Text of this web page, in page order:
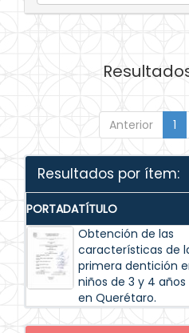
Anterior 1
Resultados por ítem:
PORTADATÍTULO
Obtención de las
características de
primera dentición
niños de 3 y 4 años
en Querétaro.